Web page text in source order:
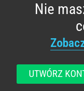
Nie
UTWÓRZ